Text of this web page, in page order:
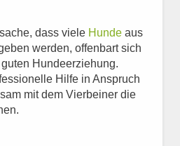
dass viele Hunde aus
werden, offenbart sich
Hundeerziehung.
Hilfe in Anspruch
mit dem Vierbeiner die